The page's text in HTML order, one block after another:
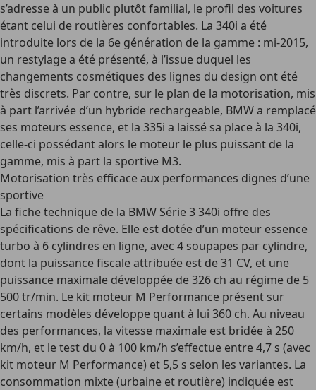
s’adresse à un public plutôt familial, le profil des voitures
étant celui de routières confortables. La 340i a été
introduite lors de la 6e génération de la gamme : mi-2015,
un restylage a été présenté, à l’issue duquel les
changements cosmétiques des lignes du design ont été
très discrets. Par contre, sur le plan de la motorisation, mis
à part l’arrivée d’un hybride rechargeable, BMW a remplacé
ses moteurs essence, et la 335i a laissé sa place à la 340i,
celle-ci possédant alors le moteur le plus puissant de la
gamme, mis à part la sportive M3.
Motorisation très efficace aux performances dignes d’une
sportive
La fiche technique de la BMW Série 3 340i offre des
spécifications de rêve. Elle est dotée d’un moteur essence
turbo à 6 cylindres en ligne, avec 4 soupapes par cylindre,
dont la puissance fiscale attribuée est de 31 CV, et une
puissance maximale développée de 326 ch au régime de 5
500 tr/min. Le kit moteur M Performance présent sur
certains modèles développe quant à lui 360 ch. Au niveau
des performances, la vitesse maximale est bridée à 250
km/h, et le test du 0 à 100 km/h s’effectue entre 4,7 s (avec
kit moteur M Performance) et 5,5 s selon les variantes. La
consommation mixte (urbaine et routière) indiquée est